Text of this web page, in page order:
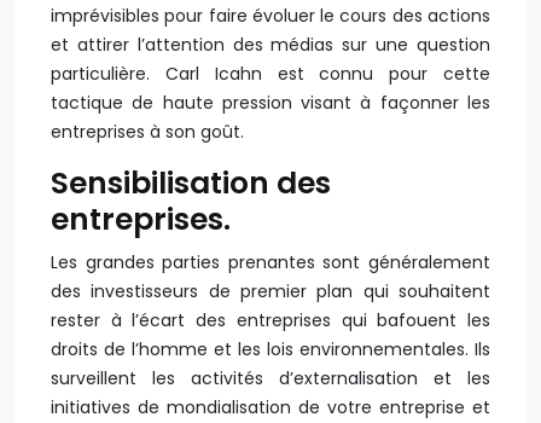
imprévisibles pour faire évoluer le cours des actions
et attirer l’attention des médias sur une question
particulière. Carl Icahn est connu pour cette
tactique de haute pression visant à façonner les
entreprises à son goût.
Sensibilisation des
entreprises.
Les grandes parties prenantes sont généralement
des investisseurs de premier plan qui souhaitent
rester à l’écart des entreprises qui bafouent les
droits de l’homme et les lois environnementales. Ils
surveillent les activités d’externalisation et les
initiatives de mondialisation de votre entreprise et